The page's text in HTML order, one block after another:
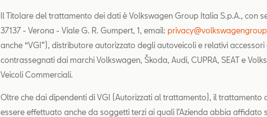
Il Titolare del trattamento dei dati è Volkswagen Group Italia S.p.A., con
37137 - Verona - Viale G. R. Gumpert, 1, email:
anche “VGI”), distributore autorizzato degli autoveicoli e relativi accessori
contrassegnati dai marchi Volkswagen, Škoda, Audi, CUPRA, SEAT e
Veicoli Commerciali.
Oltre che dai dipendenti di VGI (Autorizzati al trattamento), il trattamento
essere effettuato anche da soggetti terzi ai quali l’Azienda abbia affidato